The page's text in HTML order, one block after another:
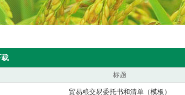
载
标题
贸易粮交易委托书和清单（模板）